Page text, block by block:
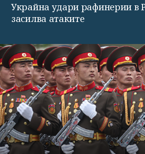
Украйна удари рафинерии в
засилва атаките